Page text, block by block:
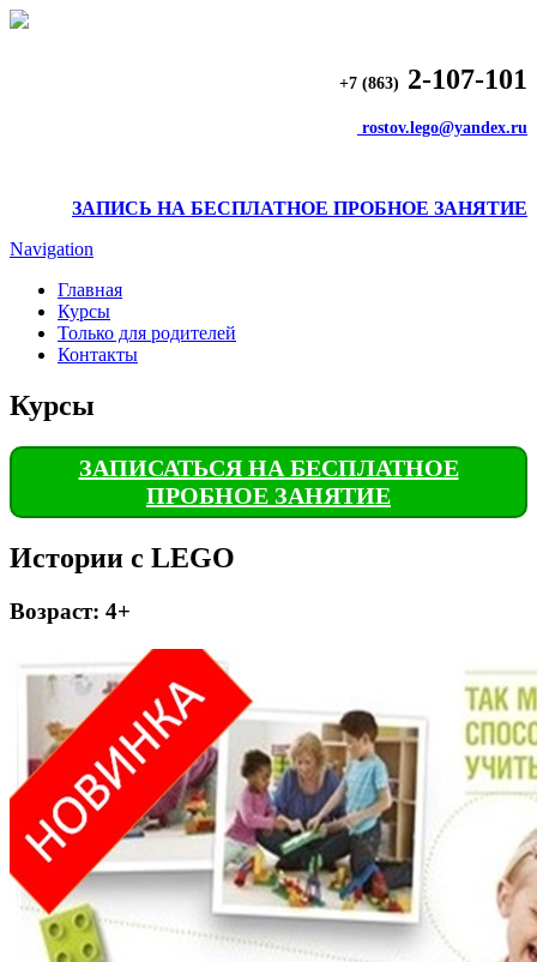
+7 (863) 2-107-101
rostov.lego@yandex.ru
ЗАПИСЬ НА БЕСПЛАТНОЕ ПРОБНОЕ ЗАНЯТИЕ
Navigation
Главная
Курсы
Только для родителей
Контакты
Курсы
ЗАПИСАТЬСЯ НА БЕСПЛАТНОЕ
ПРОБНОЕ ЗАНЯТИЕ
Истории с LEGO
Возраст: 4+